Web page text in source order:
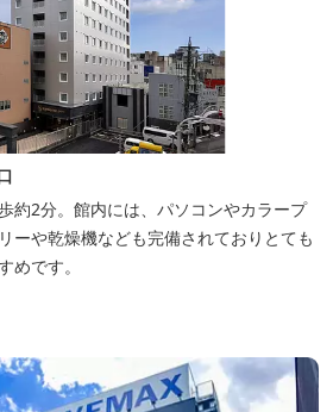
約2分。館内には、パソコンやカラープ
ーや乾燥機なども完備されておりとても
めです。